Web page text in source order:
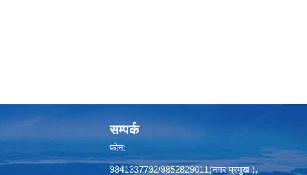
सम्पर्क
फोन:
9841337792/9852829011(नगर प्रमुख ),